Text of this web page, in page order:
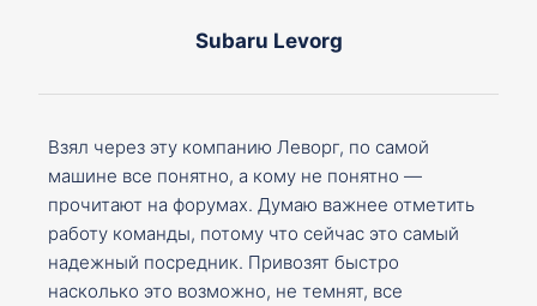
Subaru Levorg
Взял через эту компанию Леворг, по самой
машине все понятно, а кому не понятно —
прочитают на форумах. Думаю важнее отметить
работу команды, потому что сейчас это самый
надежный посредник. Привозят быстро
насколько это возможно, не темнят, все